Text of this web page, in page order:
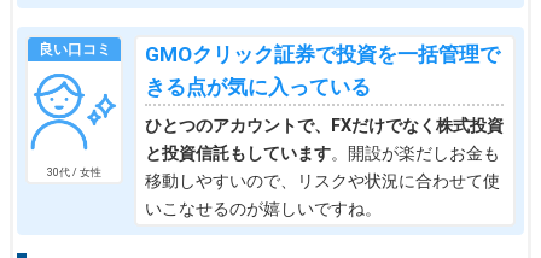
良い口コミ
30代 / 女性
GMOクリック証券で投資を一括管理で
きる点が気に入っている
ひとつのアカウントで、FXだけでなく株式投資
と投資信託もしています。開設が楽だしお金も
移動しやすいので、リスクや状況に合わせて使
いこなせるのが嬉しいですね。